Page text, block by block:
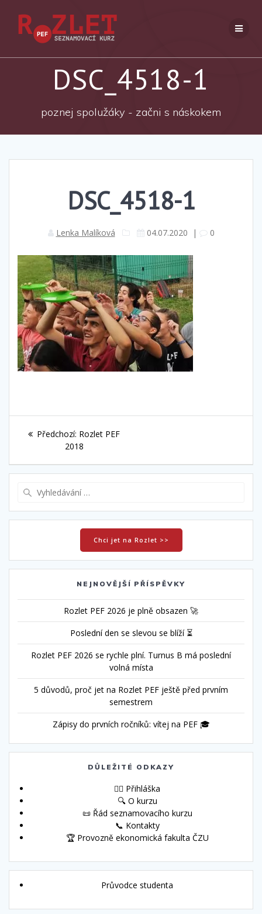
DSC_4518-1
poznej spolužáky - začni s náskokem
DSC_4518-1
Lenka Malíková 04.07.2020 | 0
Navigace
příspěvek
Předchozí: Předchozí
příspěvek:
Rozlet PEF
2018
Chci jet na Rozlet >>
NEJNOVĚJŠÍ PŘÍSPĚVKY
Rozlet PEF 2026 je plně obsazen 🚀
Poslední den se slevou se blíží ⏳
Rozlet PEF 2026 se rychle plní. Turnus B má poslední
volná místa
5 důvodů, proč jet na Rozlet PEF ještě před prvním
semestrem
Zápisy do prvních ročníků: vítej na PEF 🎓
DŮLEŽITÉ ODKAZY
🙋‍♀️ Přihláška
🔍 O kurzu
📜 Řád seznamovacího kurzu
📞 Kontakty
🏆 Provozně ekonomická fakulta ČZU
Průvodce studenta